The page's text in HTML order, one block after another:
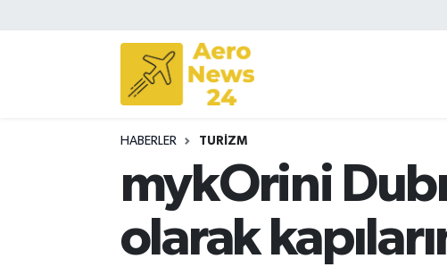
HABERLER TURIZM
mykOrini
olarak
Sivil Havacılık